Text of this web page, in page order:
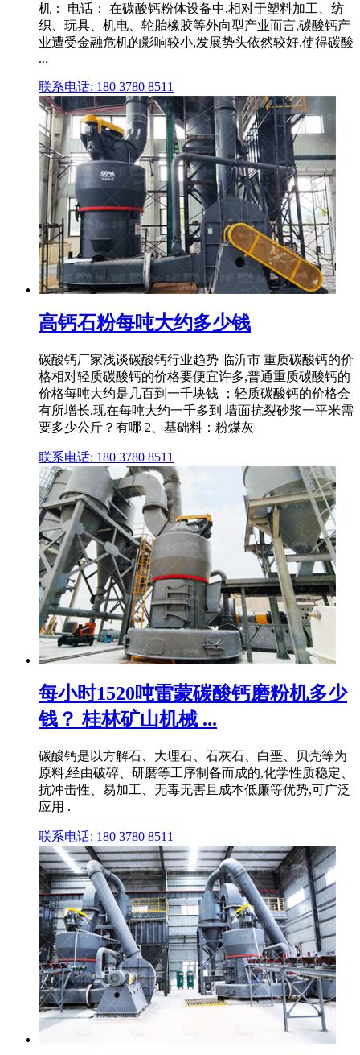
机： 电话： 在碳酸钙粉体设备中,相对于塑料加工、纺
织、玩具、机电、轮胎橡胶等外向型产业而言,碳酸钙产
业遭受金融危机的影响较小,发展势头依然较好,使得碳酸
...
联系电话: 180 3780 8511
高钙石粉每吨大约多少钱
碳酸钙厂家浅谈碳酸钙行业趋势 临沂市 重质碳酸钙的价
格相对轻质碳酸钙的价格要便宜许多,普通重质碳酸钙的
价格每吨大约是几百到一千块钱 ；轻质碳酸钙的价格会
有所增长,现在每吨大约一千多到 墙面抗裂砂浆一平米需
要多少公斤？有哪 2、基础料：粉煤灰
联系电话: 180 3780 8511
每小时1520吨雷蒙碳酸钙磨粉机多少
钱？ 桂林矿山机械 ...
碳酸钙是以方解石、大理石、石灰石、白垩、贝壳等为
原料,经由破碎、研磨等工序制备而成的,化学性质稳定、
抗冲击性、易加工、无毒无害且成本低廉等优势,可广泛
应用 .
联系电话: 180 3780 8511